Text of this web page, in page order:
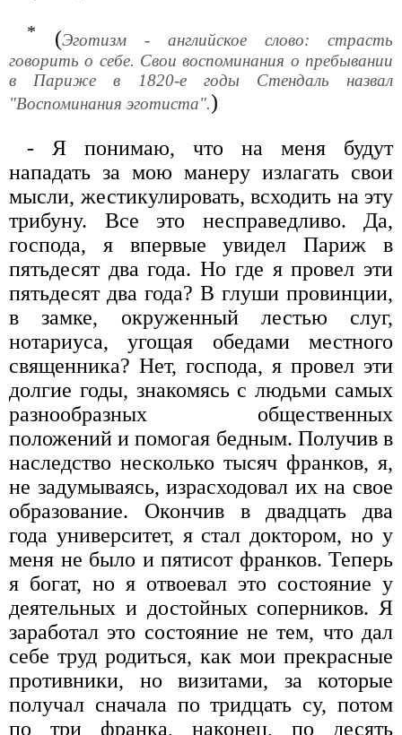
* (Эготизм - английское слово: страсть
говорить о себе. Свои воспоминания о пребывании
в Париже в 1820-е годы Стендаль назвал
"Воспоминания эготиста".)
- Я понимаю, что на меня будут
нападать за мою манеру излагать свои
мысли, жестикулировать, всходить на эту
трибуну. Все это несправедливо. Да,
господa, я впервые увидел Париж в
пятьдесят два года. Но где я провел эти
пятьдесят два года? В глуши провинции,
в замке, окруженный лестью слуг,
нотариуса, угощая обедами местного
священника? Нет, господа, я провел эти
долгие годы, знакомясь с людьми самых
разнообразных общественных
положений и помогая бедным. Получив в
наследство несколько тысяч франков, я,
не задумываясь, израсходовал их на свое
образование. Окончив в двадцать два
года университет, я стал доктором, но у
меня не было и пятисот франков. Теперь
я богат, но я отвоевал это состояние у
деятельных и достойных соперников. Я
заработал это состояние не тем, что дал
себе труд родиться, как мои прекрасные
противники, но визитами, за которые
получал сначала по тридцать су, потом
по три франка, наконец, по десять